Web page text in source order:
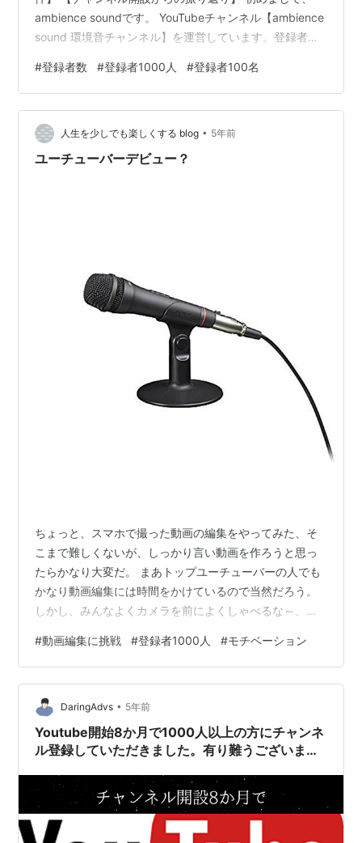
ambience soundです。 YouTubeチャンネル【ambience
sound 環境音チャンネル】を運営しています。登録者数
いです。 【なぜブログを書くのか！？】 自分たちのため
に、皆さんのために。 スタート地点が1,000人だと勝手
に思っているので、数年先の自分たちのために、同じ状
況で四苦八苦している皆さんためにです。 YouTubeだけ
に関わらず、悩んだり分か…
#登録者数 #登録者1000人 #登録者100名
人生を少しでも楽しくする blog • 5年前
ユーチューバーデビュー？
ちょっと、スマホで撮った動画の編集をやってみた、そ
こまで難しくないが、しっかり言い動画を作ろうと思っ
たらかなり大変だ。 まあトップユーチューバーの人でも
かなり動画編集には時間をかけているので当然だろう。
しかし、みんなよくカメラを前によくしゃべるな～、ち
つのある人とかも、かなりいるし、まあみんな最初はテ
レながらびくびくしながらやっていくんだろうけど感心
する。 ソニー エレクトレットコンデンサーマイクロホン
PC/ゲーム用 PCV80U ECM-PCV80U ソニー(SONY)
Amazon それとPS４、これがあれば、まあゲーム実況な
ど、PCも…
#動画編集に挑戦 #登録者1000人 #モチベーション
DaringAdvs • 5年前
Youtube開始8か月で1000人以上の方にチャンネ
ル登録していただきました。有り難うございま